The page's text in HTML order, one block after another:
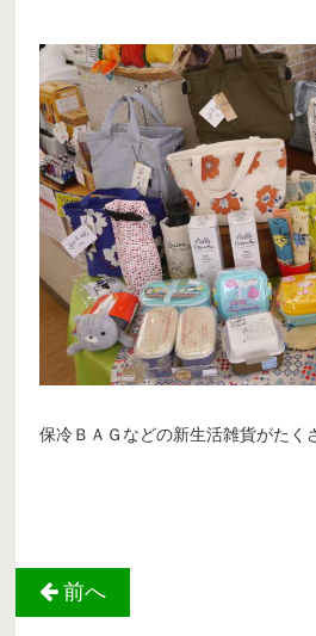
保冷ＢＡＧなどの新生活雑貨がたく
前へ